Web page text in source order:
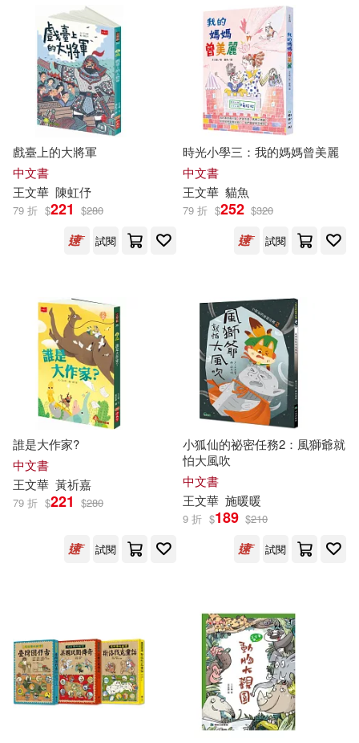
戲臺上的大將軍
中文書
王文華 陳虹伃
79 折 $221 $280
試閱
時光小學三：我的媽媽曾美麗
中文書
王文華 貓魚
79 折 $252 $320
試閱
誰是大作家?
中文書
王文華 黃祈嘉
79 折 $221 $280
試閱
小狐仙的祕密任務2：風獅爺就
怕大風吹
中文書
王文華 施暖暖
9 折 $189 $210
試閱